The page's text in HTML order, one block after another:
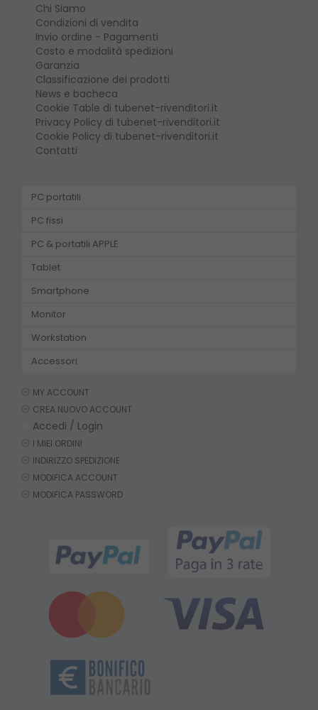
Chi Siamo
Condizioni di vendita
Invio ordine - Pagamenti
Costo e modalità spedizioni
Garanzia
Classificazione dei prodotti
News e bacheca
Cookie Table di tubenet-rivenditori.it
Privacy Policy di tubenet-rivenditori.it
Cookie Policy di tubenet-rivenditori.it
Contatti
PC portatili
PC fissi
PC & portatili APPLE
Tablet
Smartphone
Monitor
Workstation
Accessori
MY ACCOUNT
CREA NUOVO ACCOUNT
Accedi / Login
I MIEI ORDINI
INDIRIZZO SPEDIZIONE
MODIFICA ACCOUNT
MODIFICA PASSWORD